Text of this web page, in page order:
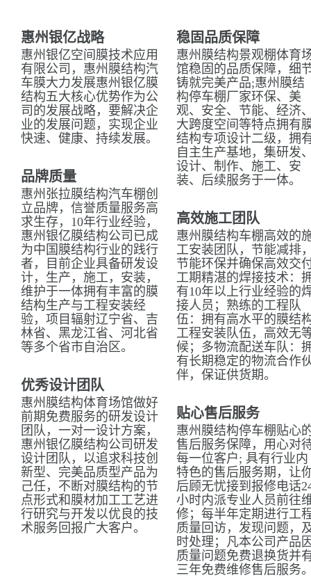
惠州银亿战略
惠州银亿空间膜技术应用
有限公司，惠州膜结构汽
车膜大力发展惠州银亿膜
结构五大核心优势作为公
司的发展战略，要解决企
业的发展问题，实现企业
快速、健康、持续发展。
品牌质量
惠州张拉膜结构汽车棚创
立品牌，信誉质量服务高
求生存，10年行业经验，
惠州银亿膜结构公司已成
为中国膜结构行业的践行
者，目前企业具备研发设
计，生产，施工，安装，
维护于一体拥有丰富的膜
结构生产与工程安装经
验，项目辐射辽宁省、吉
林省、黑龙江省、河北省
等多个省市自治区。
优秀设计团队
惠州膜结构体育场馆做好
前期免费服务的研发设计
团队，一对一设计方案，
惠州银亿膜结构公司研发
设计团队，以追求科技创
新型、完美品质型产品为
己任，不断对膜结构的节
点形式和膜材加工工艺进
行研究与开发以优良的技
术服务回报广大客户。
稳固品质保障
惠州膜结构景观棚体育
馆稳固的品质保障，细
铸就完美产品;惠州膜结
构停车棚厂家环保、美
观、安全、节能、经济
大跨度空间等特点拥有
结构专项设计二级，拥
自主生产基地，集研发
设计、制作、施工、安
装、后续服务于一体。
高效施工团队
惠州膜结构车棚高效的
工安装团队，节能减排
节能环保并确保高效交
工期精湛的焊接技术：
有10年以上行业经验的
接人员；熟练的工程队
伍：拥有高水平的膜结
工程安装队伍，高效无
候；多物流配送车队：
有长期稳定的物流合作
伴，保证供货期。
贴心售后服务
惠州膜结构停车棚贴心
售后服务保障，用心对
每一位客户; 具有行业内
特色的售后服务期，让
后顾无忧接到报修电话
小时内派专业人员前往
修；每半年定期进行工
质量回访，发现问题，
时处理；凡本公司产品
质量问题免费退换货并
三年免费维修售后服务